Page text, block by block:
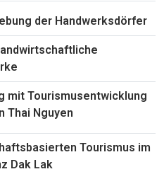
der Handwerksdörfer
mit Tourismusentwicklung
Thai Nguyen
Tourismus im
Dak Lak